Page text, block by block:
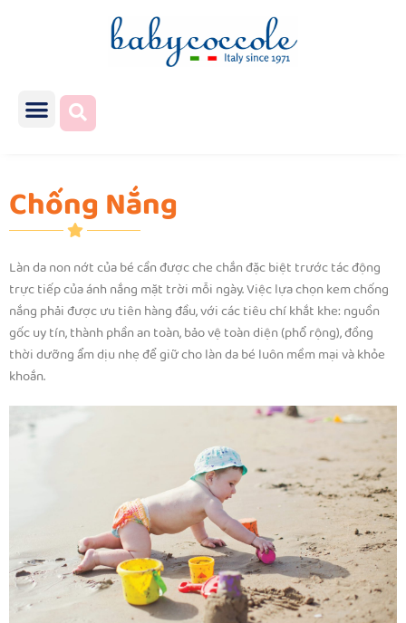
Chống Nắng
Làn da non nớt của bé cần được che chắn đặc biệt trước tác động
trực tiếp của ánh nắng mặt trời mỗi ngày. Việc lựa chọn kem chống
nắng phải được ưu tiên hàng đầu, với các tiêu chí khắt khe: nguồn
gốc uy tín, thành phần an toàn, bảo vệ toàn diện (phổ rộng), đồng
thời dưỡng ẩm dịu nhẹ để giữ cho làn da bé luôn mềm mại và khỏe
khoắn.